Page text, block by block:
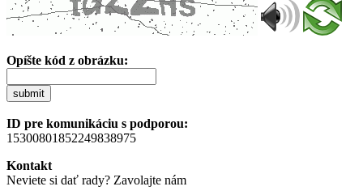
Opíšte kód z obrázku:
submit
ID pre komunikáciu s podporou:
15300801852249838975
Kontakt
Neviete si dať rady? Zavolajte nám